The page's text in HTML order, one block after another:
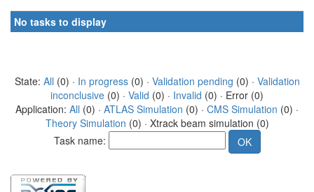
No tasks to display
State: All (0) · In progress(0) · Validation pending (0) · Validation
inconclusive (0) · Valid (0) · Invalid (0) · Error (0)
Application: All (0) · ATLAS Simulation (0) · CMS Simulation (0) ·
Theory Simulation (0) · Xtrack beam simulation (0)
Task name: